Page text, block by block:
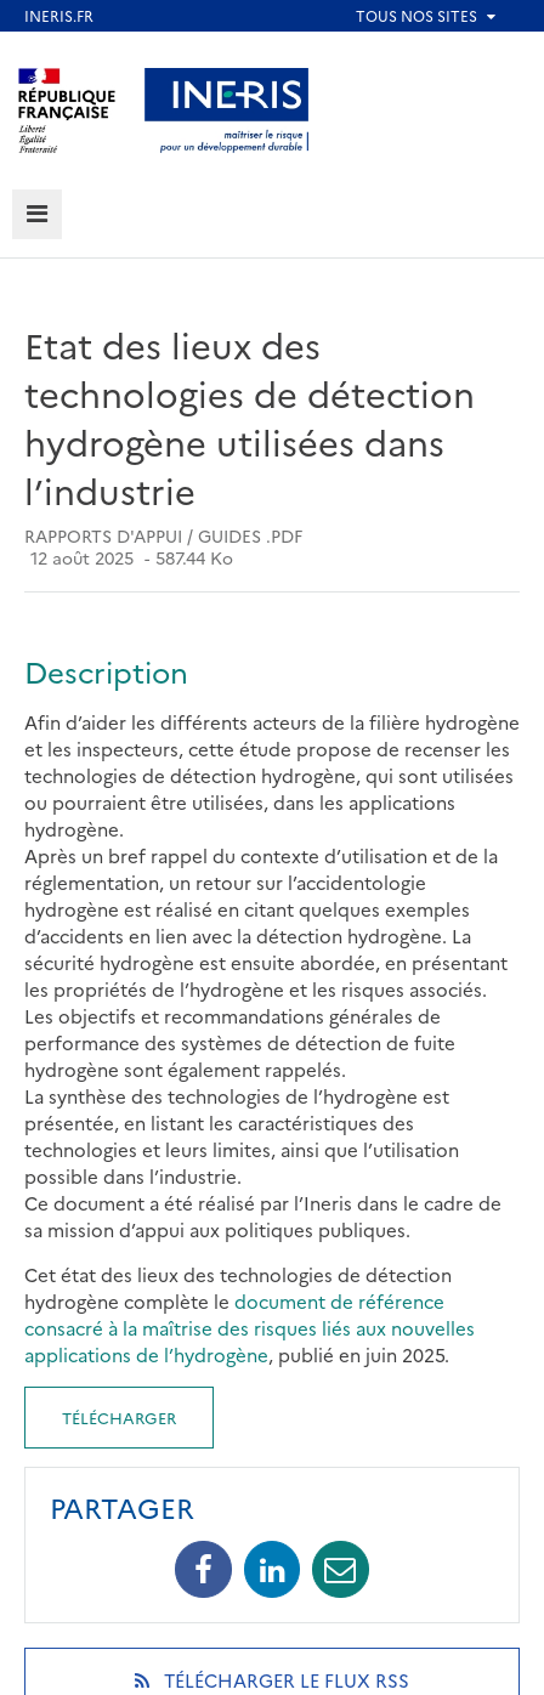
au
contenu
principal
Aller au contenu Aller au menu
Aller au pied de page
MENU
Etat des lieux des
technologies de détection
hydrogène utilisées dans
l’industrie
RAPPORTS D'APPUI / GUIDES .PDF
12 août 2025
587.44 Ko
Description
Afin d’aider les différents acteurs de la filière hydrogène
et les inspecteurs, cette étude propose de recenser les
technologies de détection hydrogène, qui sont utilisées
ou pourraient être utilisées, dans les applications
hydrogène.
Après un bref rappel du contexte d’utilisation et de la
réglementation, un retour sur l’accidentologie
hydrogène est réalisé en citant quelques exemples
d’accidents en lien avec la détection hydrogène. La
sécurité hydrogène est ensuite abordée, en présentant
les propriétés de l’hydrogène et les risques associés.
Les objectifs et recommandations générales de
performance des systèmes de détection de fuite
hydrogène sont également rappelés.
La synthèse des technologies de l’hydrogène est
présentée, en listant les caractéristiques des
technologies et leurs limites, ainsi que l’utilisation
possible dans l’industrie.
Ce document a été réalisé par l’Ineris dans le cadre de
sa mission d’appui aux politiques publiques.
Cet état des lieux des technologies de détection
hydrogène complète le document de référence
consacré à la maîtrise des risques liés aux nouvelles
applications de l’hydrogène, publié en juin 2025.
TÉLÉCHARGER
PARTAGER
Facebook
(opens
a
new
tab)
Linkedin
(opens
a
new
tab)
Mail
(opens
a
new
tab)
TÉLÉCHARGER LE FLUX RSS(OPENS